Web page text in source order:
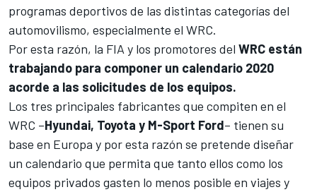
programas deportivos de las distintas categorías del
automovilismo, especialmente el WRC.
Por esta razón, la FIA y los promotores del WRC están
trabajando para componer un calendario 2020
acorde a las solicitudes de los equipos.
Los tres principales fabricantes que compiten en el
WRC –Hyundai, Toyota y M-Sport Ford– tienen su
base en Europa y por esta razón se pretende diseñar
un calendario que permita que tanto ellos como los
equipos privados gasten lo menos posible en viajes y